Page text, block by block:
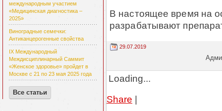
международным участием
«Медицинская диагностика –
2025»
Виноградные семечки:
Антиканцерогенные свойства
IX Международный
Междисциплинарный Саммит
«Женское здоровье» пройдет в
Москве с 21 по 23 мая 2025 года
Все статьи
В настоящее время на
разрабатывают
29.07.2019
Loading...
Share |